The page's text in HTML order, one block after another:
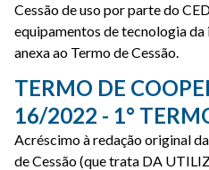
Cessão de uso por parte do
equipamentos de tecnologia
anexa ao Termo de Cessão.
TERMO DE
16/2022 - 1°
Acréscimo à redação original
de Cessão (que trata DA